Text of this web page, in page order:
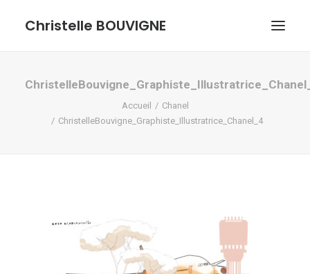
Christelle BOUVIGNE
GRAPHISME ET ILLUSTRATIONS
Accueil
Chanel
ChristelleBouvigne_Graphiste_Illustratrice_Chanel_4